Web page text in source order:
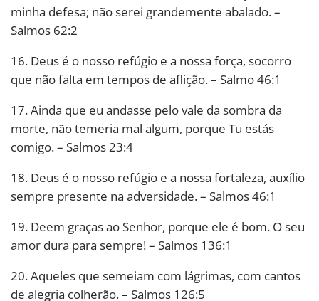
minha defesa; não serei grandemente abalado. –
Salmos 62:2
16. Deus é o nosso refúgio e a nossa força, socorro
que não falta em tempos de aflição. – Salmo 46:1
17. Ainda que eu andasse pelo vale da sombra da
morte, não temeria mal algum, porque Tu estás
comigo. – Salmos 23:4
18. Deus é o nosso refúgio e a nossa fortaleza, auxílio
sempre presente na adversidade. – Salmos 46:1
19. Deem graças ao Senhor, porque ele é bom. O seu
amor dura para sempre! – Salmos 136:1
20. Aqueles que semeiam com lágrimas, com cantos
de alegria colherão. – Salmos 126:5